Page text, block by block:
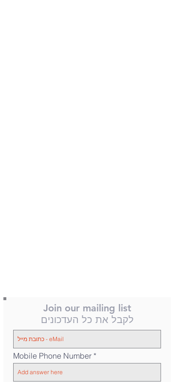
Join our mailing list
לקבל את כל העדכונים
Mobile Phone Number